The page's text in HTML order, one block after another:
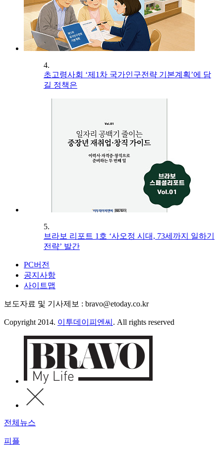
4.
초고령사회 ‘제1차 국가인구전략 기본계획’에 담
길 정책은
5.
브라보 리포트 1호 ‘사오정 시대, 73세까지 일하기
전략’ 발간
PC버전
공지사항
사이트맵
보도자료 및 기사제보 : bravo@etoday.co.kr
Copyright 2014. 이투데이피엔씨 . All rights reserved
전체뉴스
피플